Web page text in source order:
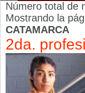
Número total de
Mostrando la
CATAMARCA
2da.